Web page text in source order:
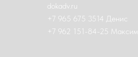
dokadv.ru
+7 965 675 3514 Денис
+7 962 151-84-25 Максим